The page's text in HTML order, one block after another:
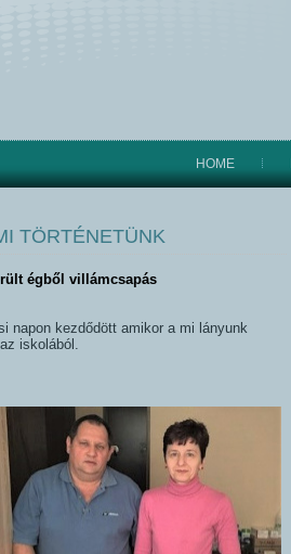
HOME
TÖRTÉNETÜNK
égből villámcsapás
napon kezdődött amikor a mi lányunk
iskolából.